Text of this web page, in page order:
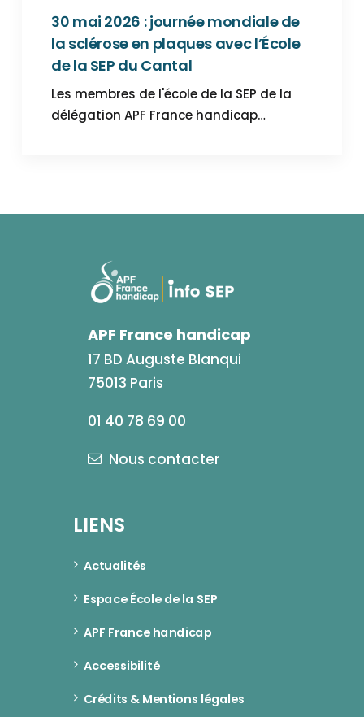
30 mai 2026 : journée mondiale de
la sclérose en plaques avec l’École
de la SEP du Cantal
Les membres de l'école de la SEP de la
délégation APF France handicap…
APF France handicap
17 BD Auguste Blanqui
75013 Paris
01 40 78 69 00
Nous contacter
LIENS
Actualités
Espace École de la SEP
APF France handicap
Accessibilité
Crédits & Mentions légales